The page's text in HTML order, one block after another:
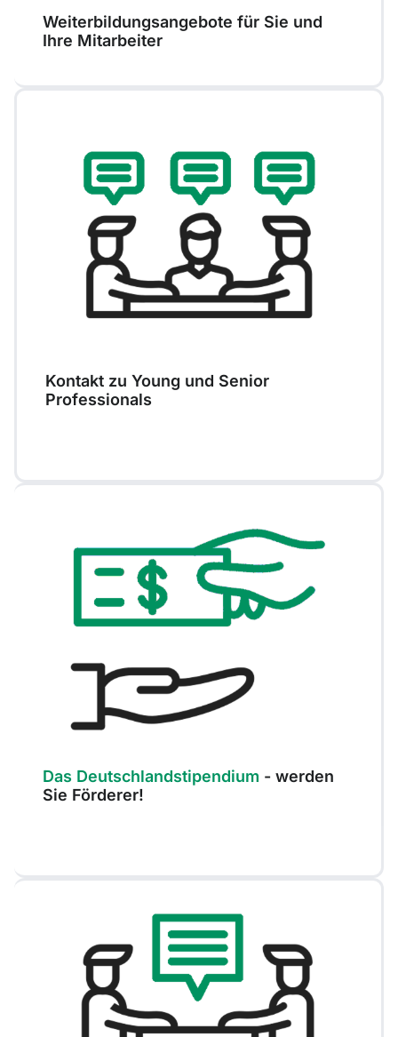
Weiterbildungsangebote für Sie und
Ihre Mitarbeiter
Kontakt zu Young und Senior
Professionals
Das Deutschlandstipendium - werden
Sie Förderer!